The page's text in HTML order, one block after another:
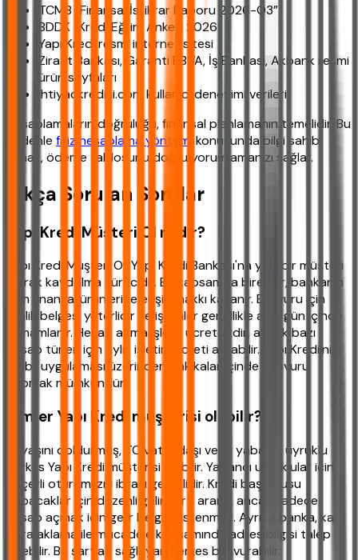
TCMB “Finansal İstikrar Raporu 2026-Q3”
BDDK “Kredi Eğilim Anketi 2026”
Yapı Kredi resmi internet sitesi
Ziraat Bankası, Garanti BBVA, İş Bankası, Akbank resmi
ürün sayfaları
ihtiyackredisi.com kullanıcı deneyimi verileri
Hesaplamaların doğruluğu, finansal planlamanın temelidir. Bu
nedenle faiz hesaplama yöntemi konusunda bilgi sahibi
olmak, ödeme tablosunu doğru yorumlamanızı sağlar.
Sıkça Sorulan Sorular
Yapı Kredi Müşteri Ol nedir?
Yapı Kredi Müşteri Ol, Yapı Kredi Bankası'na yeni bir müşteri
olarak kaydolma sürecidir. Bu kapsamda bireyler, bankanın
tüm finansal ürünlerine erişim hakkı kazanır. Başvuru için
kimlik belgesi yeterlidir ve işlemler genellikle aynı gün içinde
tamamlanır. Hesap açma işlemi ücretsizdir, ancak bazı
hesap türleri için aylık işletim ücreti alınabilir. Yapı Kredi'nin
mobil uygulaması üzerinden dakikalar içinde başvuru
yapmak mümkündür.
Kimler Yapı Kredi müşterisi olabilir?
18 yaşını doldurmuş, TC vatandaşı veya yabancı uyruklu
herkes Yapı Kredi müşterisi olabilir. Yabancı uyruklular için
geçerli oturum izni ibrazı gereklidir. Kredi başvurusu
yapacaklar için düzenli gelir şartı aranır, ancak sadece
hesap açmak için gelir belgesi istenmez. Ayrıca banka, kara
para aklama ile mücadele kapsamında adres bilgisi talep
edebilir. Bu şartları sağlayan herkes başvurabilir.